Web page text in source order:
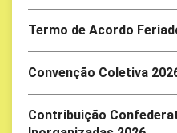
Termo de Acordo
Convenção Coletiva
Contribuição